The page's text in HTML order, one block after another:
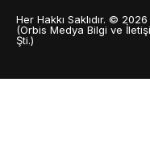
Her Hakkı Saklıdır. © 2026
(Orbis Medya Bilgi ve
Şti.)